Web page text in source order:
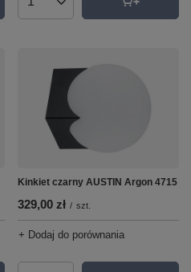
Ilość produktów
Kinkiet czarny AUSTIN Argon 4715
329,00 zł / szt.
+ Dodaj do porównania